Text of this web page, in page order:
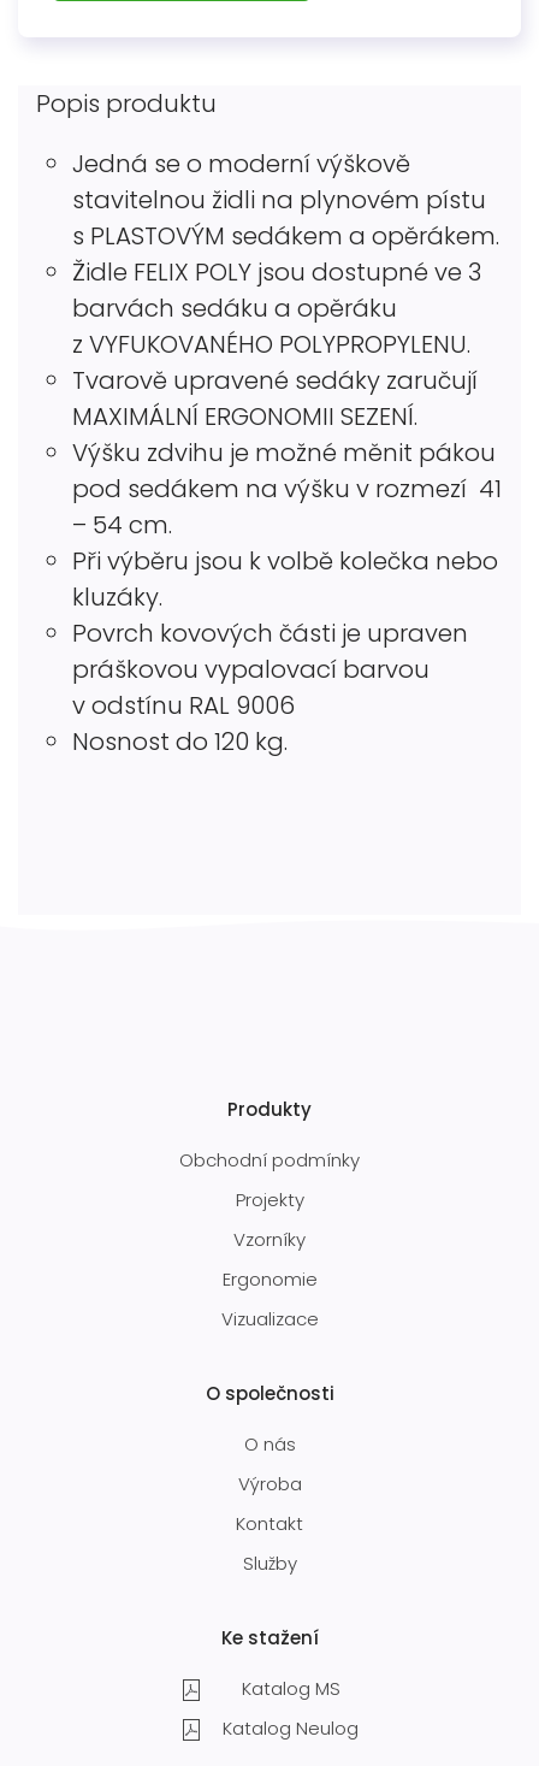
Popis produktu
Jedná se o moderní výškově
stavitelnou židli na plynovém pístu
s PLASTOVÝM sedákem a opěrákem.
Židle FELIX POLY jsou dostupné ve 3
barvách sedáku a opěráku
z VYFUKOVANÉHO POLYPROPYLENU.
Tvarově upravené sedáky zaručují
MAXIMÁLNÍ ERGONOMII SEZENÍ.
Výšku zdvihu je možné měnit pákou
pod sedákem na výšku v rozmezí 41
– 54 cm.
Při výběru jsou k volbě kolečka nebo
kluzáky.
Povrch kovových části je upraven
práškovou vypalovací barvou
v odstínu RAL 9006
Nosnost do 120 kg.
Produkty
Obchodní podmínky
Projekty
Vzorníky
Ergonomie
Vizualizace
O společnosti
O nás
Výroba
Kontakt
Služby
Ke stažení
Katalog MS
Katalog Neulog